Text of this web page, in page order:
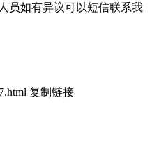
员如有异议可以短信联系我
复制链接